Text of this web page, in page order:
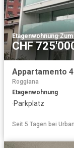
Etagenwohnung·Zum
CHF
Appartamento
Roggiana
Etagenwohnung
·Parkplatz
Seit 5 Tagen bei